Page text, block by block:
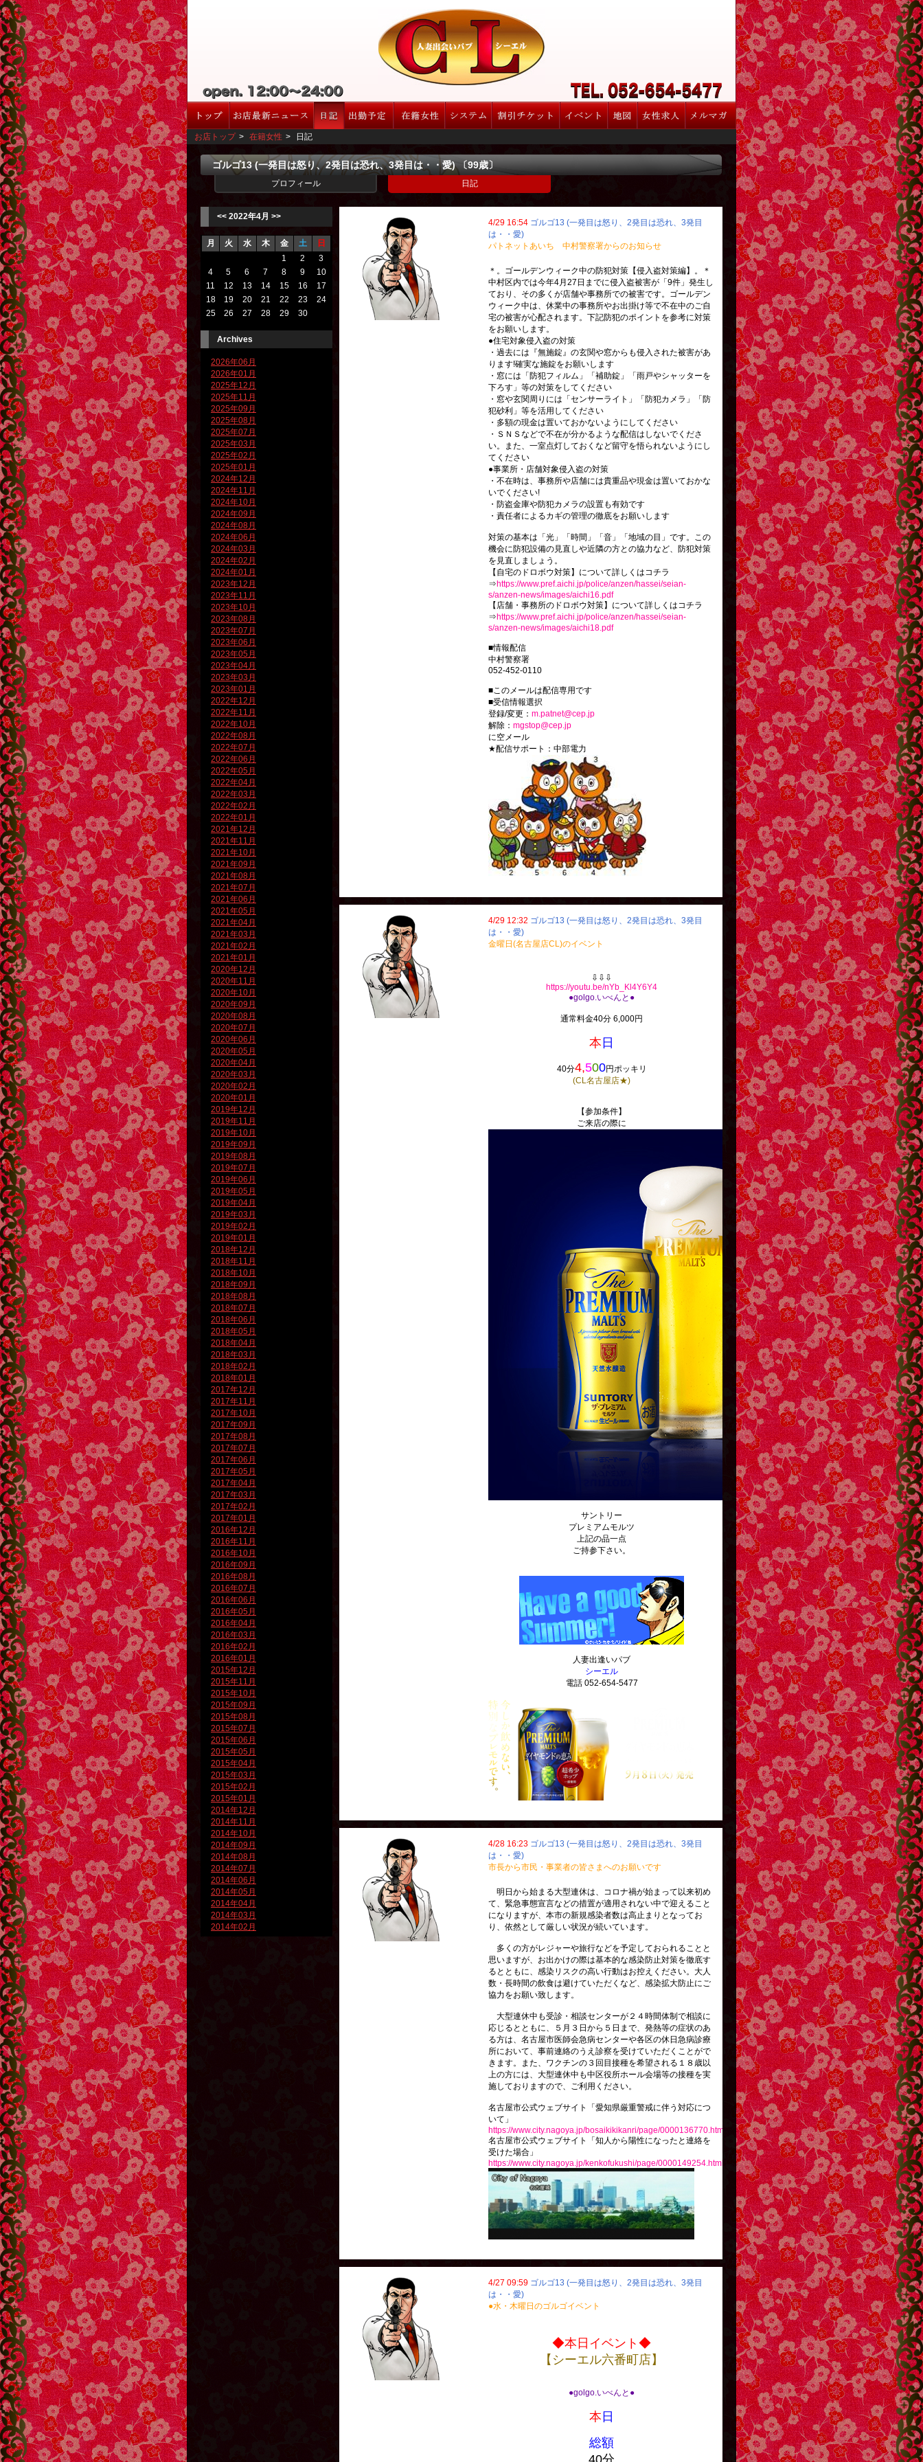
お店トップ > 在籍女性 > 日記
ゴルゴ13 (一発目は怒り、2発目は恐れ、3発目は・・愛) 〔99歳〕
プロフィール 日記
<< 2022年4月 >>
月 火 水 木 金 土
日
1
2
3
4
5 6 7 8 9
10
11
12 13 14 15 16
17
18
19 20 21 22 23
24
25
26 27 28 29 30
Archives
2026年06月
2026年01月
2025年12月
2025年11月
2025年09月
2025年08月
2025年07月
2025年03月
2025年02月
2025年01月
2024年12月
2024年11月
2024年10月
2024年09月
2024年08月
2024年06月
2024年03月
2024年02月
2024年01月
2023年12月
2023年11月
2023年10月
2023年08月
2023年07月
2023年06月
2023年05月
2023年04月
2023年03月
2023年01月
2022年12月
2022年11月
2022年10月
2022年08月
2022年07月
2022年06月
2022年05月
2022年04月
2022年03月
2022年02月
2022年01月
2021年12月
2021年11月
2021年10月
2021年09月
2021年08月
2021年07月
2021年06月
2021年05月
2021年04月
2021年03月
2021年02月
2021年01月
2020年12月
2020年11月
2020年10月
2020年09月
2020年08月
2020年07月
2020年06月
2020年05月
2020年04月
2020年03月
2020年02月
2020年01月
2019年12月
2019年11月
2019年10月
2019年09月
2019年08月
2019年07月
2019年06月
2019年05月
2019年04月
2019年03月
2019年02月
2019年01月
2018年12月
2018年11月
2018年10月
2018年09月
2018年08月
2018年07月
2018年06月
2018年05月
2018年04月
2018年03月
2018年02月
2018年01月
2017年12月
2017年11月
2017年10月
2017年09月
2017年08月
2017年07月
2017年06月
2017年05月
2017年04月
2017年03月
2017年02月
2017年01月
2016年12月
2016年11月
2016年10月
2016年09月
2016年08月
2016年07月
2016年06月
2016年05月
2016年04月
2016年03月
2016年02月
2016年01月
2015年12月
2015年11月
2015年10月
2015年09月
2015年08月
2015年07月
2015年06月
2015年05月
2015年04月
2015年03月
2015年02月
2015年01月
2014年12月
2014年11月
2014年10月
2014年09月
2014年08月
2014年07月
2014年06月
2014年05月
2014年04月
2014年03月
2014年02月
4/29 16:54 ゴルゴ13 (一発目は怒り、2発目は恐れ、3発目
は・・愛)
パトネットあいち 中村警察署からのお知らせ
＊。ゴールデンウィーク中の防犯対策【侵入盗対策編】。＊
中村区内では今年4月27日までに侵入盗被害が「9件」発生し
ており、その多くが店舗や事務所での被害です。ゴールデン
ウィーク中は、休業中の事務所やお出掛け等で不在中のご自
宅の被害が心配されます。下記防犯のポイントを参考に対策
をお願いします。
●住宅対象侵入盗の対策
・過去には『無施錠』の玄関や窓からも侵入された被害があ
ります!確実な施錠をお願いします
・窓には「防犯フィルム」「補助錠」「雨戸やシャッターを
下ろす」等の対策をしてください
・窓や玄関周りには「センサーライト」「防犯カメラ」「防
犯砂利」等を活用してください
・多額の現金は置いておかないようにしてください
・ＳＮＳなどで不在が分かるような配信はしないでくださ
い。また、一室点灯しておくなど留守を悟られないようにし
てください
●事業所・店舗対象侵入盗の対策
・不在時は、事務所や店舗には貴重品や現金は置いておかな
いでください!
・防盗金庫や防犯カメラの設置も有効です
・責任者によるカギの管理の徹底をお願いします
対策の基本は「光」「時間」「音」「地域の目」です。この
機会に防犯設備の見直しや近隣の方との協力など、防犯対策
を見直しましょう。
【自宅のドロボウ対策】について詳しくはコチラ
⇒https://www.pref.aichi.jp/police/anzen/hassei/seian-
s/anzen-news/images/aichi16.pdf
【店舗・事務所のドロボウ対策】について詳しくはコチラ
⇒https://www.pref.aichi.jp/police/anzen/hassei/seian-
s/anzen-news/images/aichi18.pdf
■情報配信
中村警察署
052-452-0110
■このメールは配信専用です
■受信情報選択
登録/変更： m.patnet@cep.jp
解除： mgstop@cep.jp
に空メール
★配信サポート：中部電力
4/29 12:32 ゴルゴ13 (一発目は怒り、2発目は恐れ、3発目
は・・愛)
金曜日(名古屋店CL)のイベント
⇩⇩⇩
https://youtu.be/nYb_Kl4Y6Y4
●golgo.いべんと●
通常料金40分 6,000円
本 日
40分4,500円ポッキリ
(CL名古屋店★)
【参加条件】
ご来店の際に
サントリー
プレミアムモルツ
上記の品一点
ご持参下さい。
人妻出逢いパブ
シーエル
電話 052-654-5477
4/28 16:23 ゴルゴ13 (一発目は怒り、2発目は恐れ、3発目
は・・愛)
市長から市民・事業者の皆さまへのお願いです
明日から始まる大型連休は、コロナ禍が始まって以来初め
て、緊急事態宣言などの措置が適用されない中で迎えること
になりますが、本市の新規感染者数は高止まりとなってお
り、依然として厳しい状況が続いています。
多くの方がレジャーや旅行などを予定しておられることと
思いますが、お出かけの際は基本的な感染防止対策を徹底す
るとともに、感染リスクの高い行動はお控えください。大人
数・長時間の飲食は避けていただくなど、感染拡大防止にご
協力をお願い致します。
大型連休中も受診・相談センターが２４時間体制で相談に
応じるとともに、５月３日から５日まで、発熱等の症状のあ
る方は、名古屋市医師会急病センターや各区の休日急病診療
所において、事前連絡のうえ診察を受けていただくことがで
きます。また、ワクチンの３回目接種を希望される１８歳以
上の方には、大型連休中も中区役所ホール会場等の接種を実
施しておりますので、ご利用ください。
名古屋市公式ウェブサイト「愛知県厳重警戒に伴う対応につ
いて」
https://www.city.nagoya.jp/bosaikikikanri/page/0000136770.html
名古屋市公式ウェブサイト「知人から陽性になったと連絡を
受けた場合」
https://www.city.nagoya.jp/kenkofukushi/page/0000149254.html
4/27 09:59 ゴルゴ13 (一発目は怒り、2発目は恐れ、3発目
は・・愛)
●水・木曜日のゴルゴイベント
◆本日イベント◆
【シーエル六番町店】
●golgo.いべんと●
本 日
総額
40分